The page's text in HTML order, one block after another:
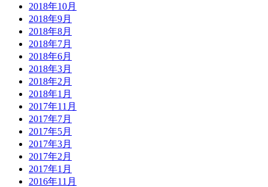
2018年10月
2018年9月
2018年8月
2018年7月
2018年6月
2018年3月
2018年2月
2018年1月
2017年11月
2017年7月
2017年5月
2017年3月
2017年2月
2017年1月
2016年11月